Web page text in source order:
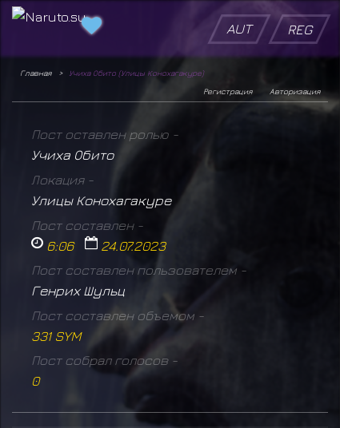
AUT REG
Главная
Учиха Обито (Улицы Конохагакуре)
Авторизация
Регистрация
Пост оставлен ролью -
Учиха Обито
Локация -
Улицы Конохагакуре
Пост составлен -
6:06 24.07.2023
Пост составлен пользователем -
Генрих Шульц
Пост составлен объемом -
331 SYM
Пост собрал голосов -
0